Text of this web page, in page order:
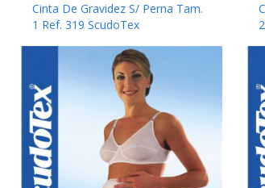
Cinta De Gravidez S/ Perna Tam.
1 Ref. 319 ScudoTex